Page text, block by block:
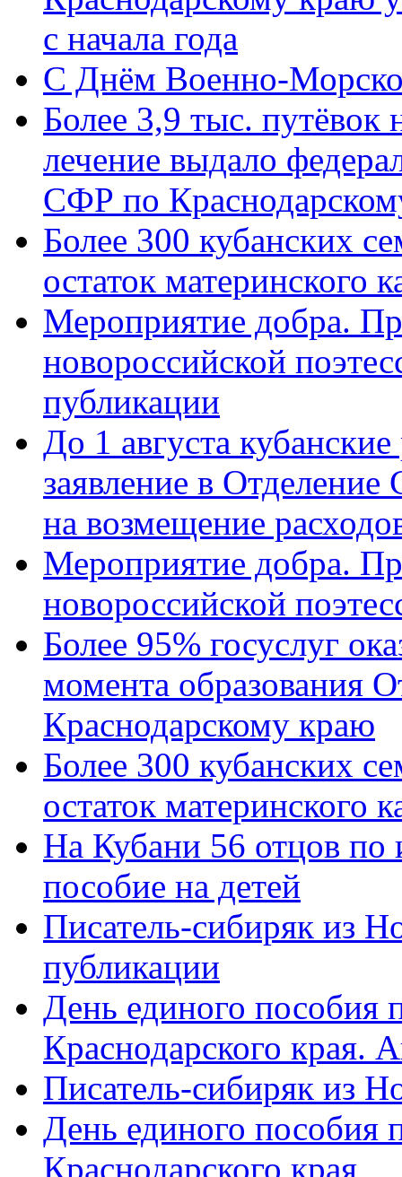
с начала года
C Днём Военно-
Более 3,9 тыс. путёвок
лечение выдало
СФР по
Более 300 кубанских
остаток материнского
Мероприятие добра.
новороссийской
публикации
До 1 августа
заявление в
на возмещение
Мероприятие добра.
новороссийской
Более 95% госуслуг
момента образования
Краснодарскому краю
Более 300 кубанских
остаток материнского
На Кубани 56 отцов по
пособие на детей
Писатель-сибиряк из
публикации
День единого пособия
Краснодарского края.
Писатель-сибиряк из
День единого пособия
Краснодарского края